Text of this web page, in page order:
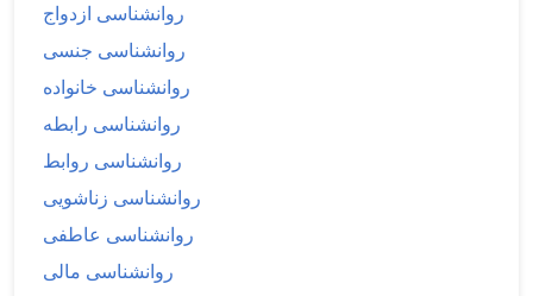
روانشناسی ازدواج
روانشناسی جنسی
روانشناسی خانواده
روانشناسی رابطه
روانشناسی روابط
روانشناسی زناشویی
روانشناسی عاطفی
روانشناسی مالی